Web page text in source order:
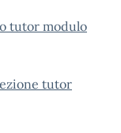
tutor modulo
tutor